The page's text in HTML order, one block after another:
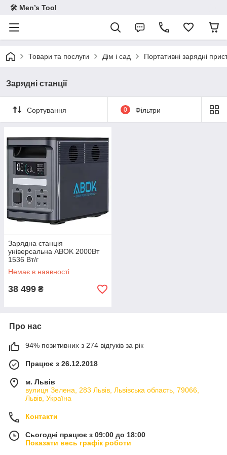
🛠 Men’s Tool
Товари та послуги Дім і сад Портативні зарядні
Зарядні станції
Сортування 0 Фільтри
Зарядна станція
універсальна ABOK 2000Вт
1536 Вт/г
багатофункціональна
портативна зарядна станція
лдля дому повербанк станція
Немає в наявності
38 499 ₴
Про нас
94% позитивних з 274 відгуків за рік
Працює з 26.12.2018
м. Львів
вулиця Зелена, 283 Львів, Львівська область, 79066,
Львів, Україна
Контакти
Сьогодні працює з 09:00 до 18:00
Показати весь графік роботи